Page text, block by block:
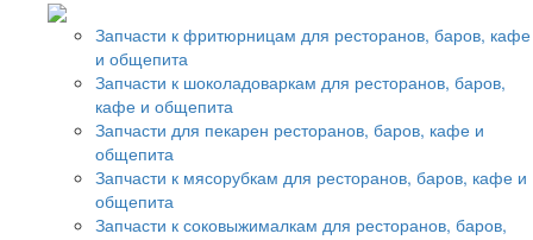
Запчасти к фритюрницам для ресторанов, баров, кафе
и общепита
Запчасти к шоколадоваркам для ресторанов, баров,
кафе и общепита
Запчасти для пекарен ресторанов, баров, кафе и
общепита
Запчасти к мясорубкам для ресторанов, баров, кафе и
общепита
Запчасти к соковыжималкам для ресторанов, баров,